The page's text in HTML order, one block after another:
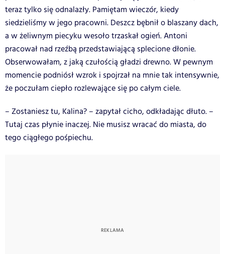
teraz tylko się odnalazły. Pamiętam wieczór, kiedy
siedzieliśmy w jego pracowni. Deszcz bębnił o blaszany dach,
a w żeliwnym piecyku wesoło trzaskał ogień. Antoni
pracował nad rzeźbą przedstawiającą splecione dłonie.
Obserwowałam, z jaką czułością gładzi drewno. W pewnym
momencie podniósł wzrok i spojrzał na mnie tak intensywnie,
że poczułam ciepło rozlewające się po całym ciele.
– Zostaniesz tu, Kalina? – zapytał cicho, odkładając dłuto. –
Tutaj czas płynie inaczej. Nie musisz wracać do miasta, do
tego ciągłego pośpiechu.